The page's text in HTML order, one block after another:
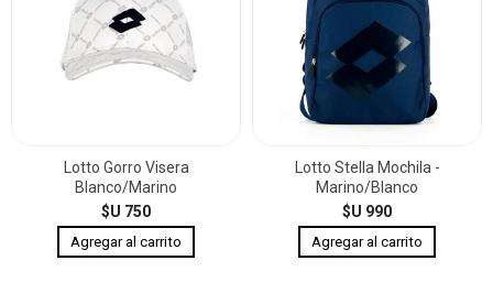
Lotto Gorro Visera
Blanco/Marino
$U 750
Lotto Stella Mochila -
Marino/Blanco
$U 990